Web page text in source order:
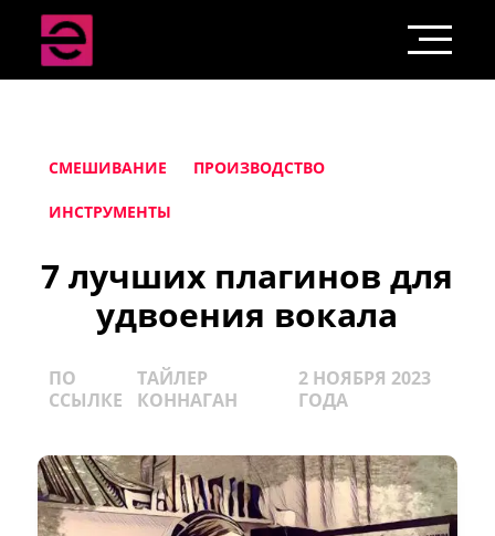
СМЕШИВАНИЕ ПРОИЗВОДСТВО
ИНСТРУМЕНТЫ
7 лучших плагинов для
удвоения вокала
ПО
ССЫЛКЕ
ТАЙЛЕР
КОННАГАН
2 НОЯБРЯ 2023
ГОДА